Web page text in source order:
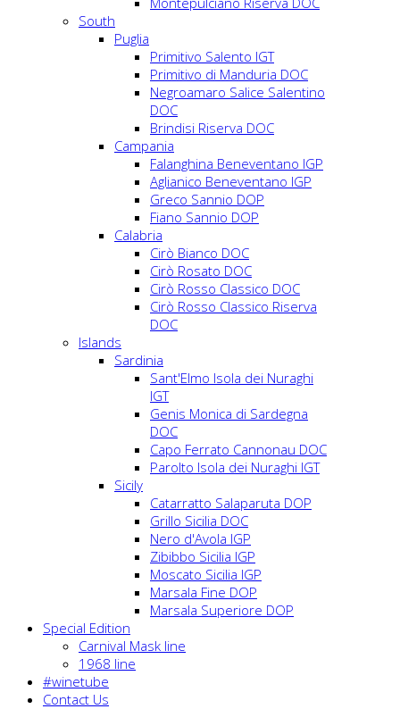
South
Puglia
Primitivo Salento IGT
Primitivo di Manduria DOC
Negroamaro Salice Salentino
DOC
Brindisi Riserva DOC
Campania
Falanghina Beneventano IGP
Aglianico Beneventano IGP
Greco Sannio DOP
Fiano Sannio DOP
Calabria
Cirò Bianco DOC
Cirò Rosato DOC
Cirò Rosso Classico DOC
Cirò Rosso Classico Riserva
DOC
Islands
Sardinia
Sant'Elmo Isola dei Nuraghi
IGT
Genis Monica di Sardegna
DOC
Capo Ferrato Cannonau DOC
Parolto Isola dei Nuraghi IGT
Sicily
Catarratto Salaparuta DOP
Grillo Sicilia DOC
Nero d'Avola IGP
Zibibbo Sicilia IGP
Moscato Sicilia IGP
Marsala Fine DOP
Marsala Superiore DOP
Special Edition
Carnival Mask line
1968 line
#winetube
Contact Us